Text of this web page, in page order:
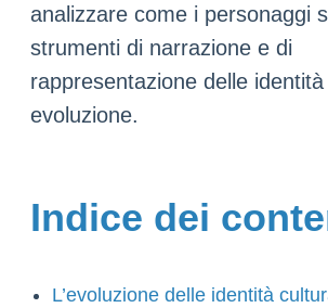
analizzare come i personaggi
strumenti di narrazione e di
rappresentazione delle
evoluzione.
Indice dei
L’evoluzione delle identità